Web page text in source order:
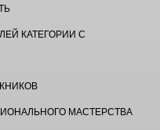
КАТЕГОРИИ С
МАСТЕРСТВА